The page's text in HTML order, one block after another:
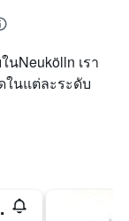
Neukölln เรา
นแต่ละระดับ
พลโฮฟ